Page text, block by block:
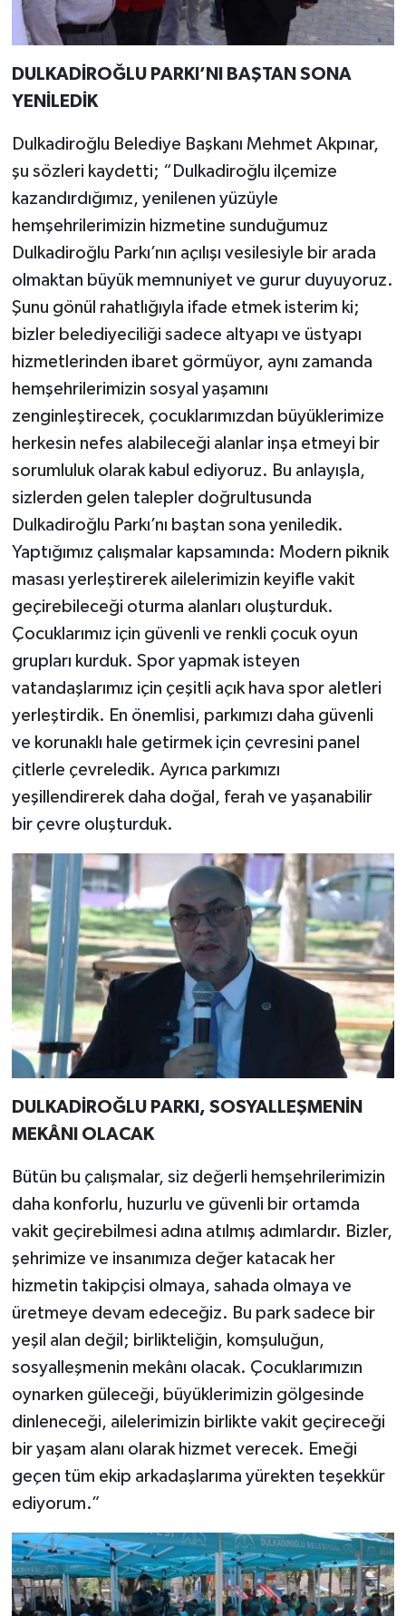
DULKADİROĞLU PARKI’NI BAŞTAN SONA
YENİLEDİK
Dulkadiroğlu Belediye Başkanı Mehmet Akpınar,
şu sözleri kaydetti; “Dulkadiroğlu ilçemize
kazandırdığımız, yenilenen yüzüyle
hemşehrilerimizin hizmetine sunduğumuz
Dulkadiroğlu Parkı’nın açılışı vesilesiyle bir arada
olmaktan büyük memnuniyet ve gurur duyuyoruz.
Şunu gönül rahatlığıyla ifade etmek isterim ki;
bizler belediyeciliği sadece altyapı ve üstyapı
hizmetlerinden ibaret görmüyor, aynı zamanda
hemşehrilerimizin sosyal yaşamını
zenginleştirecek, çocuklarımızdan büyüklerimize
herkesin nefes alabileceği alanlar inşa etmeyi bir
sorumluluk olarak kabul ediyoruz. Bu anlayışla,
sizlerden gelen talepler doğrultusunda
Dulkadiroğlu Parkı’nı baştan sona yeniledik.
Yaptığımız çalışmalar kapsamında: Modern piknik
masası yerleştirerek ailelerimizin keyifle vakit
geçirebileceği oturma alanları oluşturduk.
Çocuklarımız için güvenli ve renkli çocuk oyun
grupları kurduk. Spor yapmak isteyen
vatandaşlarımız için çeşitli açık hava spor aletleri
yerleştirdik. En önemlisi, parkımızı daha güvenli
ve korunaklı hale getirmek için çevresini panel
çitlerle çevreledik. Ayrıca parkımızı
yeşillendirerek daha doğal, ferah ve yaşanabilir
bir çevre oluşturduk.
DULKADİROĞLU PARKI, SOSYALLEŞMENİN
MEKÂNI OLACAK
Bütün bu çalışmalar, siz değerli hemşehrilerimizin
daha konforlu, huzurlu ve güvenli bir ortamda
vakit geçirebilmesi adına atılmış adımlardır. Bizler,
şehrimize ve insanımıza değer katacak her
hizmetin takipçisi olmaya, sahada olmaya ve
üretmeye devam edeceğiz. Bu park sadece bir
yeşil alan değil; birlikteliğin, komşuluğun,
sosyalleşmenin mekânı olacak. Çocuklarımızın
oynarken güleceği, büyüklerimizin gölgesinde
dinleneceği, ailelerimizin birlikte vakit geçireceği
bir yaşam alanı olarak hizmet verecek. Emeği
geçen tüm ekip arkadaşlarıma yürekten teşekkür
ediyorum.”